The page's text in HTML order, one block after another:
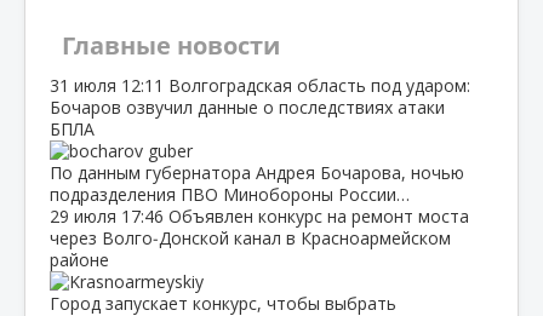
Главные новости
31 июля 12:11 Волгоградская область под ударом:
Бочаров озвучил данные о последствиях атаки
БПЛА
По данным губернатора Андрея Бочарова, ночью
подразделения ПВО Минобороны России…
29 июля 17:46 Объявлен конкурс на ремонт моста
через Волго‑Донской канал в Красноармейском
районе
Город запускает конкурс, чтобы выбрать